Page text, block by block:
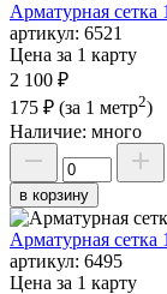
Арматурная
артикул: 6521
Цена за 1 карту
2 100 ₽
175 ₽ (за 1 метр2)
Наличие: много
в корзину
Арматурная
артикул: 6495
Цена за 1 карту